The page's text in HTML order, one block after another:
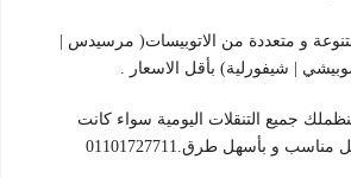
و متعددة من الاتوبيسات( مرسيدس |
| شيفورلية) بأقل الاسعار .
جميع التنقلات اليومية سواء كانت
و بأسهل طرق.01101727711